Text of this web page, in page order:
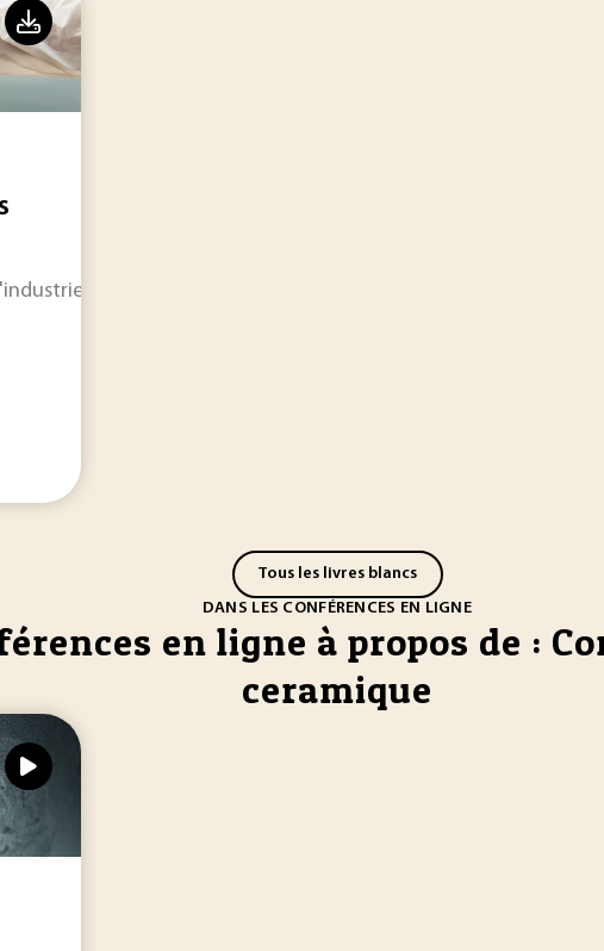
à adapter des méthodes de détection et de dépollution.
Tous les livres blancs
DANS LES CONFÉRENCES EN LIGNE
en ligne à propos de :
ceramique